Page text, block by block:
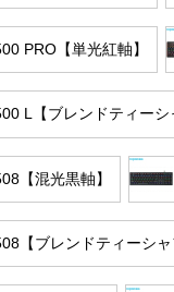
PRO【単光紅軸】
L【ブレンドティーシ
【混光黒軸】
【ブレンドティーシャ